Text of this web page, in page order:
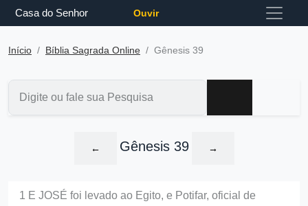
Casa do Senhor Ouvir
Início Bíblia Sagrada Online Gênesis 39
← Gênesis 39 →
1 E JOSÉ foi levado ao Egito, e Potifar, oficial de